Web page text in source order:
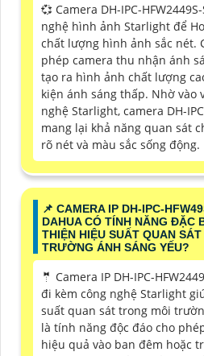
💞 Camera DH-IPC-
nghệ hình ảnh Starlight để
chất lượng hình ảnh sắc nét.
phép camera thu nhận ánh
tạo ra hình ảnh chất lượng
kiện ánh sáng thấp. Nhờ vào
nghệ Starlight, camera DH-
mang lại khả năng quan sát
rõ nét và màu sắc sống động.
📌 CAMERA IP DH-IPC-
DAHUA CÓ TÍNH NĂNG ĐẶC
THIỆN HIỆU SUẤT QUAN
TRƯỜNG ÁNH SÁNG YẾU?
🤵 Camera IP DH-IPC-
đi kèm công nghệ Starlight
suất quan sát trong môi
là tính năng độc đáo cho
hiệu quả vào ban đêm hoặc